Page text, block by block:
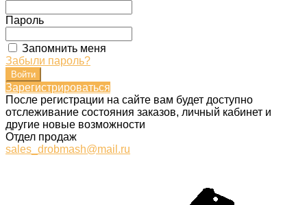
Пароль
Запомнить меня
Забыли пароль?
Зарегистрироваться
После регистрации на сайте вам будет доступно
отслеживание состояния заказов, личный кабинет и
другие новые возможности
Отдел продаж
sales_drobmash@mail.ru